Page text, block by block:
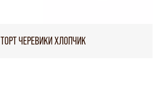
ТОРТ ЧЕРЕВИКИ ХЛОПЧИК